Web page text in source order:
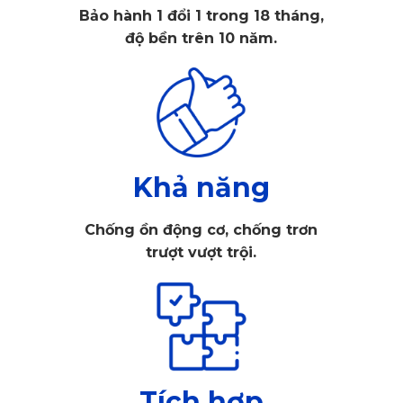
2. Các loại camera hành trình KATA
phù hợp với Toyota Corolla Cross
Bảo hành 1 đổi 1 trong 18 tháng,
độ bền trên 10 năm.
Khả năng
Chống ồn động cơ, chống trơn
trượt vượt trội.